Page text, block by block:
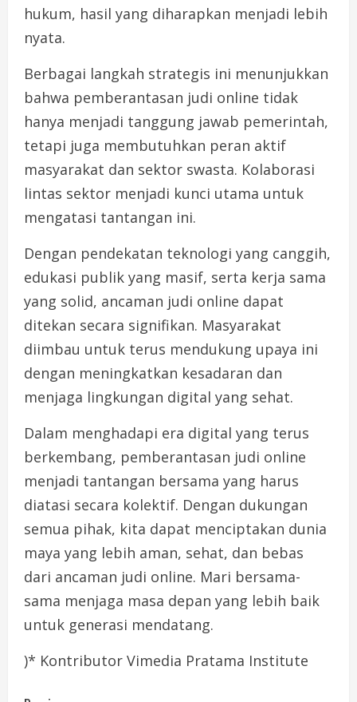
hukum, hasil yang diharapkan menjadi lebih
nyata.
Berbagai langkah strategis ini menunjukkan
bahwa pemberantasan judi online tidak
hanya menjadi tanggung jawab pemerintah,
tetapi juga membutuhkan peran aktif
masyarakat dan sektor swasta. Kolaborasi
lintas sektor menjadi kunci utama untuk
mengatasi tantangan ini.
Dengan pendekatan teknologi yang canggih,
edukasi publik yang masif, serta kerja sama
yang solid, ancaman judi online dapat
ditekan secara signifikan. Masyarakat
diimbau untuk terus mendukung upaya ini
dengan meningkatkan kesadaran dan
menjaga lingkungan digital yang sehat.
Dalam menghadapi era digital yang terus
berkembang, pemberantasan judi online
menjadi tantangan bersama yang harus
diatasi secara kolektif. Dengan dukungan
semua pihak, kita dapat menciptakan dunia
maya yang lebih aman, sehat, dan bebas
dari ancaman judi online. Mari bersama-
sama menjaga masa depan yang lebih baik
untuk generasi mendatang.
)* Kontributor Vimedia Pratama Institute